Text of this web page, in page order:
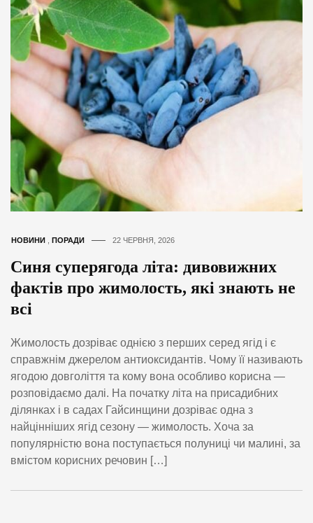
НОВИНИ ПОРАДИ 22 ЧЕРВНЯ, 2026
Синя суперягода літа: дивовижних
фактів про жимолость, які знають не
всі
Жимолость дозріває однією з перших серед ягід і є
справжнім джерелом антиоксидантів. Чому її називають
ягодою довголіття та кому вона особливо корисна —
розповідаємо далі. На початку літа на присадибних
ділянках і в садах Гайсинщини дозріває одна з
найцінніших ягід сезону — жимолость. Хоча за
популярністю вона поступається полуниці чи малині, за
вмістом корисних речовин […]